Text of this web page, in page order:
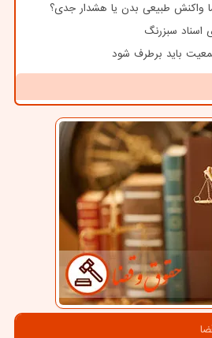
واکنش طبیعی بدن یا هشدار جدی؟
اسناد سبزرنگ
باید برطرف شود